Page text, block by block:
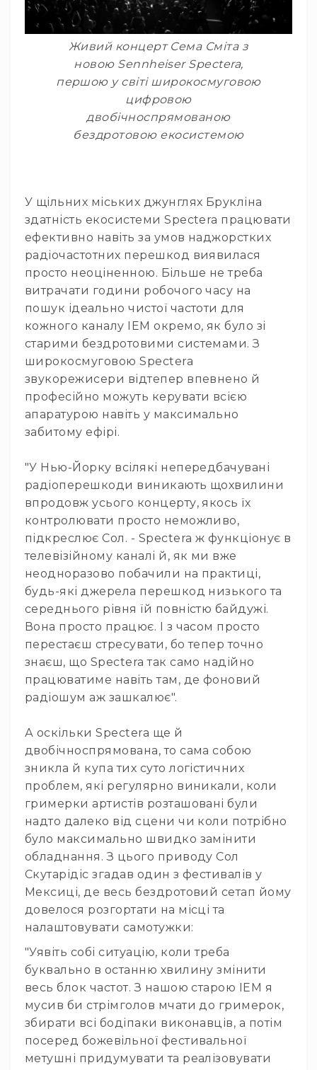
Архітектурне
освітлення
приміщень
Просто
неба
занурення
Конфетті
машини
Генератори
диму/
туману
Генератори
снігу
Генератори
Генератори
Генератори
бульбашок
генераторів
Управління
світлом
DMX-
інтерфейси
DMX
контролери
Приймально-
передавачі
DMX
Диммерні
Сплітери,
розподільники
управління
світлом
DMX
декодери
Аксесуари
Кріплення
для
світлових
приладів
Лампи
Інше
Сцена
Талі,
лебідки
Підйомники
Ферми
та
комплектуючі
сценічної
Живий концерт Сема Сміта з
новою Sennheiser Spectera,
першою у світі широкосмуговою
цифровою
двобічноспрямованою
бездротовою екосистемою
У щільних міських джунглях Брукліна
здатність екосистеми Spectera працювати
ефективно навіть за умов наджорстких
радіочастотних перешкод виявилася
просто неоціненною. Більше не треба
витрачати години робочого часу на
пошук ідеально чистої частоти для
кожного каналу IEM окремо, як було зі
старими бездротовими системами. З
широкосмуговою Spectera
звукорежисери відтепер впевнено й
професійно можуть керувати всією
апаратурою навіть у максимально
забитому ефірі.
"У Нью-Йорку всілякі непередбачувані
радіоперешкоди виникають щохвилини
впродовж усього концерту, якось їх
контролювати просто неможливо,
підкреслює Сол. - Spectera ж функціонує в
телевізійному каналі й, як ми вже
неодноразово побачили на практиці,
будь-які джерела перешкод низького та
середнього рівня їй повністю байдужі.
Вона просто працює. І з часом просто
перестаєш стресувати, бо тепер точно
знаєш, що Spectera так само надійно
працюватиме навіть там, де фоновий
радіошум аж зашкалює".
А оскільки Spectera ще й
двобічноспрямована, то сама собою
зникла й купа тих суто логістичних
проблем, які регулярно виникали, коли
гримерки артистів розташовані були
надто далеко від сцени чи коли потрібно
було максимально швидко замінити
обладнання. З цього приводу Сол
Скутарідіс згадав один з фестивалів у
Мексиці, де весь бездротовий сетап йому
довелося розгортати на місці та
налаштовувати самотужки:
"Уявіть собі ситуацію, коли треба
буквально в останню хвилину змінити
весь блок частот. З нашою старою IEM я
мусив би стрімголов мчати до гримерок,
збирати всі бодіпаки виконавців, а потім
посеред божевільної фестивальної
метушні придумувати та реалізовувати